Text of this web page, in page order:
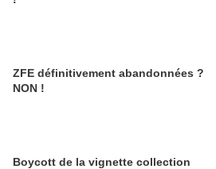
ZFE définitivement abandonnées ?
NON !
Boycott de la vignette collection